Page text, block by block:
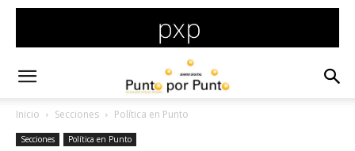
Inicio Secciones Política en Punto
Secciones Política en Punto